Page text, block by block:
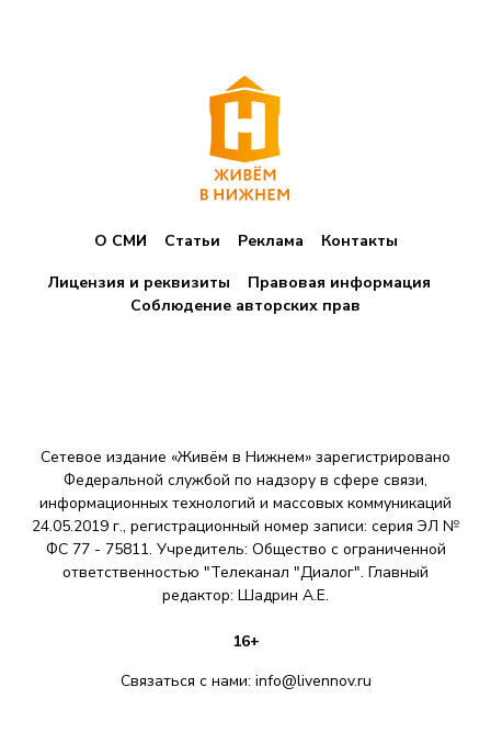
О СМИ Статьи Реклама
Контакты
Лицензия и реквизиты
Правовая информация
Соблюдение авторских прав
Сетевое издание «Живём в Нижнем» зарегистрировано
Федеральной службой по надзору в сфере связи,
информационных технологий и массовых коммуникаций
24.05.2019 г., регистрационный номер записи: серия ЭЛ №
ФС 77 - 75811. Учредитель: Общество с ограниченной
ответственностью "Телеканал "Диалог". Главный
редактор: Шадрин A.E.
16+
Связаться с нами: info@livennov.ru